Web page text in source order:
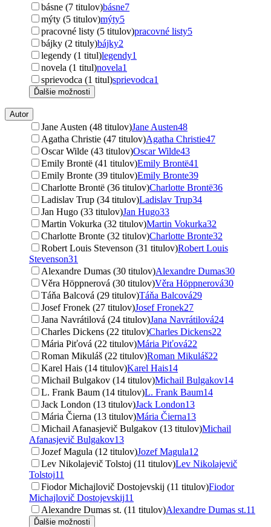
básne (7 titulov)básne7
mýty (5 titulov)mýty5
pracovné listy (5 titulov)pracovné listy5
bájky (2 tituly)bájky2
legendy (1 titul)legendy1
novela (1 titul)novela1
sprievodca (1 titul)sprievodca1
Ďalšie možnosti
Autor
Jane Austen (48 titulov)Jane Austen48
Agatha Christie (47 titulov)Agatha Christie47
Oscar Wilde (43 titulov)Oscar Wilde43
Emily Brontë (41 titulov)Emily Brontë41
Emily Bronte (39 titulov)Emily Bronte39
Charlotte Brontë (36 titulov)Charlotte Brontë36
Ladislav Trup (34 titulov)Ladislav Trup34
Jan Hugo (33 titulov)Jan Hugo33
Martin Vokurka (32 titulov)Martin Vokurka32
Charlotte Bronte (32 titulov)Charlotte Bronte32
Robert Louis Stevenson (31 titulov)Robert Louis
Stevenson31
Alexandre Dumas (30 titulov)Alexandre Dumas30
Věra Höppnerová (30 titulov)Věra Höppnerová30
Táňa Balcová (29 titulov)Táňa Balcová29
Josef Fronek (27 titulov)Josef Fronek27
Jana Navrátilová (24 titulov)Jana Navrátilová24
Charles Dickens (22 titulov)Charles Dickens22
Mária Piťová (22 titulov)Mária Piťová22
Roman Mikuláš (22 titulov)Roman Mikuláš22
Karel Hais (14 titulov)Karel Hais14
Michail Bulgakov (14 titulov)Michail Bulgakov14
L. Frank Baum (14 titulov)L. Frank Baum14
Jack London (13 titulov)Jack London13
Mária Čierna (13 titulov)Mária Čierna13
Michail Afanasjevič Bulgakov (13 titulov)Michail
Afanasjevič Bulgakov13
Jozef Magula (12 titulov)Jozef Magula12
Lev Nikolajevič Tolstoj (11 titulov)Lev Nikolajevič
Tolstoj11
Fiodor Michajlovič Dostojevskij (11 titulov)Fiodor
Michajlovič Dostojevskij11
Alexandre Dumas st. (11 titulov)Alexandre Dumas st.11
Ďalšie možnosti